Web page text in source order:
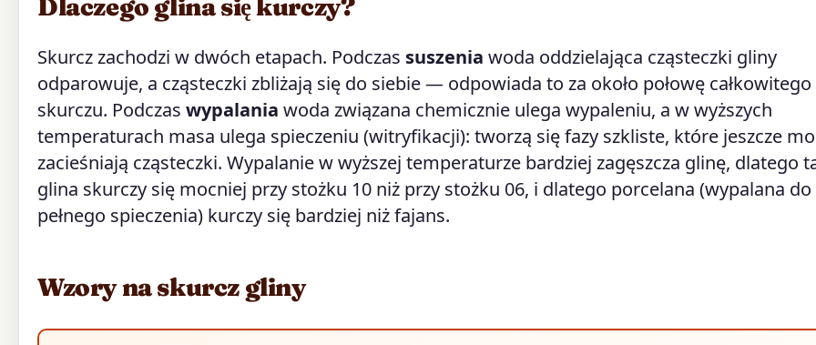
Dlaczego glina się kurczy?
Skurcz zachodzi w dwóch etapach. Podczas suszenia woda oddzielająca cząsteczki gliny
odparowuje, a cząsteczki zbliżają się do siebie — odpowiada to za około połowę całkowitego
skurczu. Podczas wypalania woda związana chemicznie ulega wypaleniu, a w wyższych
temperaturach masa ulega spieczeniu (witryfikacji): tworzą się fazy szkliste, które jeszcze
zacieśniają cząsteczki. Wypalanie w wyższej temperaturze bardziej zagęszcza glinę, dlatego
glina skurczy się mocniej przy stożku 10 niż przy stożku 06, i dlatego porcelana (wypalana do
pełnego spieczenia) kurczy się bardziej niż fajans.
Wzory na skurcz gliny